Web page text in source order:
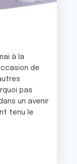
à la
de
pas
un avenir
tenu le